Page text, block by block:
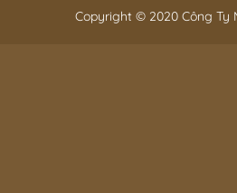
Copyright © 2020 Công Ty